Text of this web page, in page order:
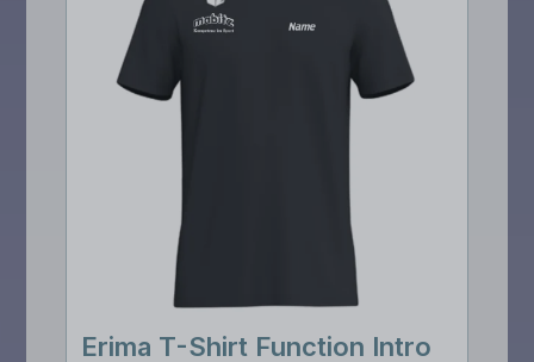
Erima T-Shirt Function Intro